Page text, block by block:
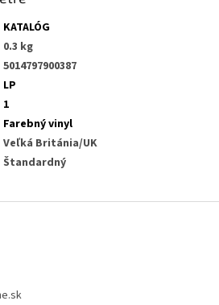
KATALÓG
0.3 kg
5014797900387
LP
1
Farebný vinyl
Veľká Británia/UK
Štandardný